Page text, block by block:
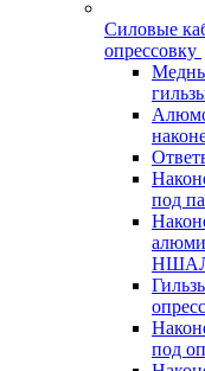
Силовые
опрессовку
под
под